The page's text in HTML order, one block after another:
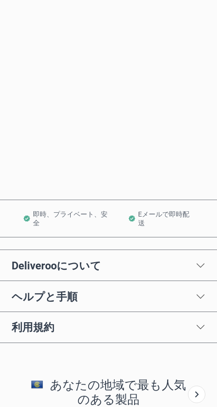
即時、プライベート、安
全
Eメールで即時配
送
Deliverooについて
ヘルプと手順
利用規約
あなたの地域で最も人気
のある製品